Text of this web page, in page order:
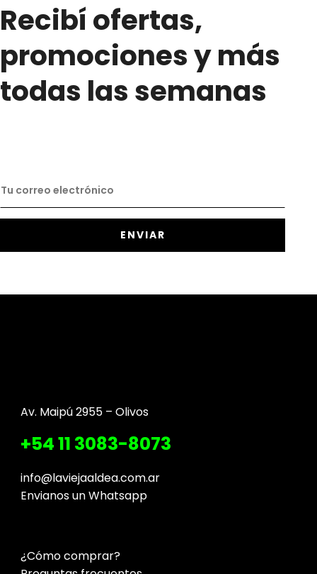
Recibí ofertas,
promociones y más
todas las semanas
Av. Maipú 2955 – Olivos
+54 11 3083-8073
info@laviejaaldea.com.ar
Envianos un Whatsapp
¿Cómo comprar?